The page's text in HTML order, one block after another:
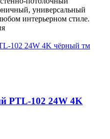
универсальный
интерьерном стиле.
PTL-102 24W 4K